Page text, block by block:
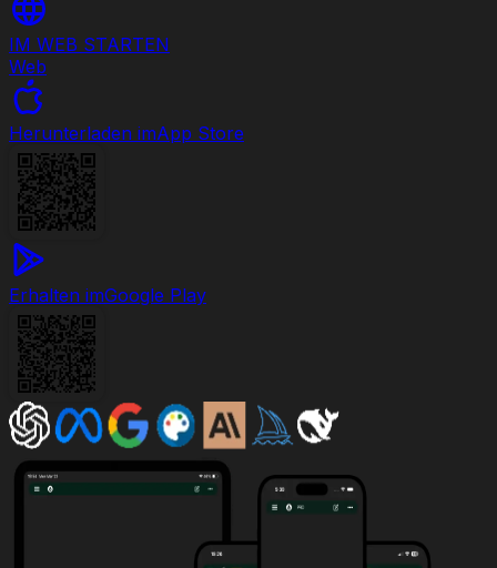
IM WEB STARTEN
Web
Herunterladen imApp Store
Erhalten imGoogle Play